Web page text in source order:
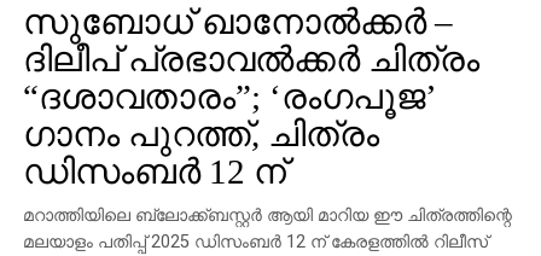
സുബോധ് ഖാനോൽക്കർ –
ദിലീപ് പ്രഭാവൽക്കർ ചിത്രം
“ദശാവതാരം”; ‘രംഗപൂജ’
ഗാനം പുറത്ത്, ചിത്രം
ഡിസംബർ 12 ന്
മറാത്തിയിലെ ബ്ലോക്ക്ബസ്റ്റർ ആയി മാറിയ ഈ ചിത്രത്തിന്റെ
മലയാളം പതിപ്പ് 2025 ഡിസംബർ 12 ന് കേരളത്തിൽ റിലീസ്